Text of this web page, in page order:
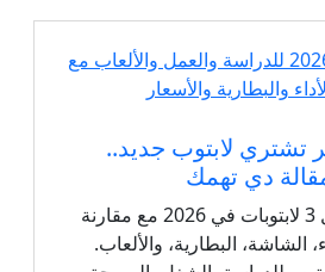
تشتري لابتوب جديد..
دي تهمك
تعرف على أفضل 3 لابتوبات في 2026 مع مقارنة
الشاشة، البطارية، والألعاب.